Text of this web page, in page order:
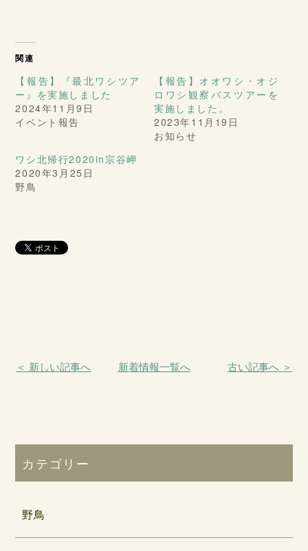
関連
【報告】『最北ワシツア
ー』を実施しました
2024年11月9日
イベント報告
【報告】オオワシ・オジ
ロワシ観察バスツアーを
実施しました。
2023年11月19日
お知らせ
ワシ北帰行2020in宗谷岬
2020年3月25日
野鳥
＜ 新しい記事へ 新着情報一覧へ 古い記事へ ＞
カテゴリー
野鳥